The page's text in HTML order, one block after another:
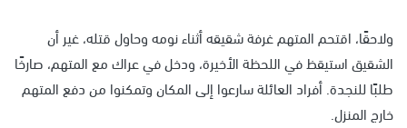
ولاحقًا، اقتحم المتهم غرفة شقيقه أثناء نومه وحاول قتله، غير أن
الشقيق استيقظ في اللحظة الأخيرة، ودخل في عراك مع المتهم، صارخًا
طلبًا للنجدة. أفراد العائلة سارعوا إلى المكان وتمكنوا من دفع المتهم
خارج المنزل.